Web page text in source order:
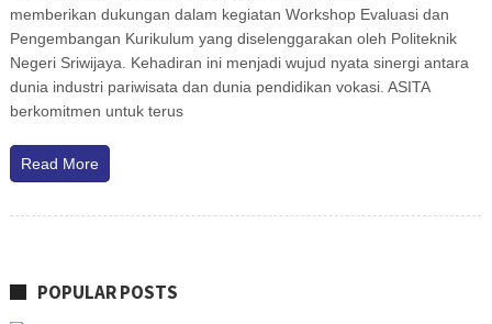
memberikan dukungan dalam kegiatan Workshop Evaluasi dan
Pengembangan Kurikulum yang diselenggarakan oleh Politeknik
Negeri Sriwijaya. Kehadiran ini menjadi wujud nyata sinergi antara
dunia industri pariwisata dan dunia pendidikan vokasi. ASITA
berkomitmen untuk terus
Read More
POPULAR POSTS